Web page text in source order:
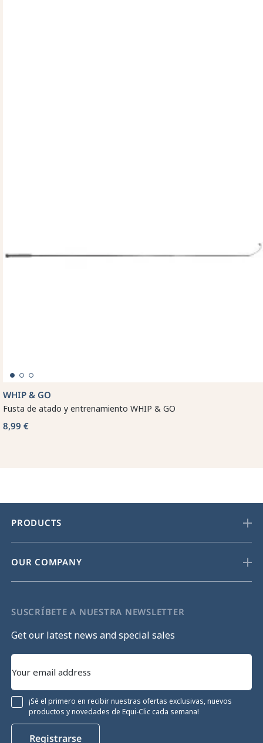
WHIP & GO
Fusta de atado y entrenamiento WHIP & GO
8,99 €
PRODUCTS
OUR COMPANY
SUSCRÍBETE A NUESTRA NEWSLETTER
Get our latest news and special sales
¡Sé el primero en recibir nuestras ofertas exclusivas, nuevos
productos y novedades de Equi-Clic cada semana!
Registrarse